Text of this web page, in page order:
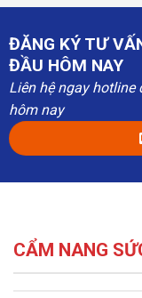
ĐĂNG KÝ TƯ
ĐẦU HÔM NAY
Liên hệ ngay
hôm nay
CẨM NANG